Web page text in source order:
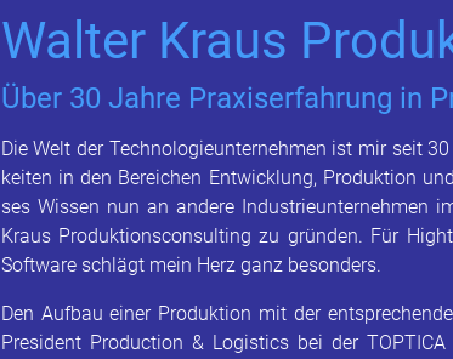
Wal­ter Kraus
Über 30 Jahre Pra­xis­er­fah­rung in
Die Welt der Tech­no­lo­gie­un­ter­neh­men ist mir seit
kei­ten in den Be­rei­chen Ent­wick­lung, Pro­duk­ti­on
ses Wis­sen nun an an­de­re In­dus­trie­un­ter­neh­men
Kraus Pro­duk­ti­ons­con­sul­ting zu grün­den. Für
Soft­ware schlägt mein Herz ganz be­son­ders.
Den Auf­bau einer Pro­duk­ti­on mit der
Pre­si­dent Pro­duc­tion & Lo­gis­tics bei der